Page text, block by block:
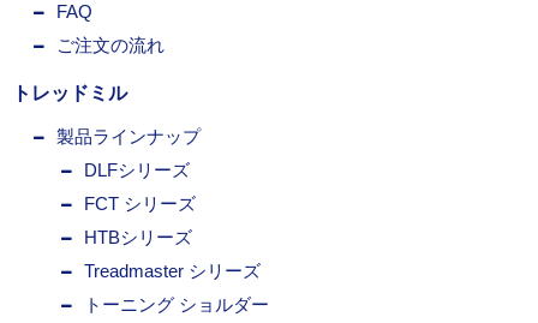
FAQ
ご注文の流れ
トレッドミル
製品ラインナップ
DLFシリーズ
FCT シリーズ
HTBシリーズ
Treadmaster シリーズ
トーニング ショルダー